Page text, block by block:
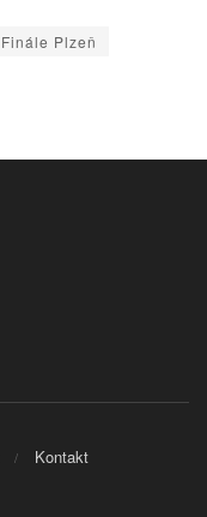
Finále Plzeň
Kontakt